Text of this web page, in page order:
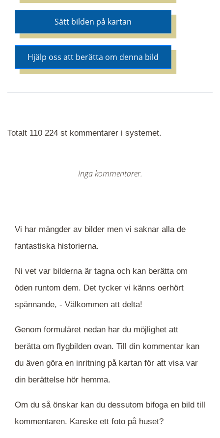
Sätt bilden på kartan
Hjälp oss att berätta om denna bild
Totalt 110 224 st kommentarer i systemet.
Inga kommentarer.
Vi har mängder av bilder men vi saknar alla de
fantastiska historierna.
Ni vet var bilderna är tagna och kan berätta om
öden runtom dem. Det tycker vi känns oerhört
spännande, - Välkommen att delta!
Genom formuläret nedan har du möjlighet att
berätta om flygbilden ovan. Till din kommentar kan
du även göra en inritning på kartan för att visa var
din berättelse hör hemma.
Om du så önskar kan du dessutom bifoga en bild till
kommentaren. Kanske ett foto på huset?